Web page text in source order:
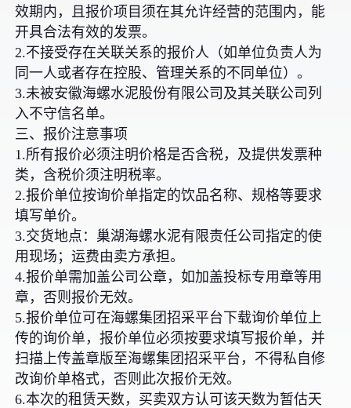
效期内，且报价项目须在其允许经营的范围内，能
开具合法有效的发票。
2.不接受存在关联关系的报价人（如单位负责人为
同一人或者存在控股、管理关系的不同单位）。
3.未被安徽海螺水泥股份有限公司及其关联公司列
入不守信名单。
三、报价注意事项
1.所有报价必须注明价格是否含税，及提供发票种
类，含税价须注明税率。
2.报价单位按询价单指定的饮品名称、规格等要求
填写单价。
3.交货地点：巢湖海螺水泥有限责任公司指定的使
用现场；运费由卖方承担。
4.报价单需加盖公司公章，如加盖投标专用章等用
章，否则报价无效。
5.报价单位可在海螺集团招采平台下载询价单位上
传的询价单，报价单位必须按要求填写报价单，并
扫描上传盖章版至海螺集团招采平台，不得私自修
改询价单格式，否则此次报价无效。
6.本次的租赁天数，买卖双方认可该天数为暂估天